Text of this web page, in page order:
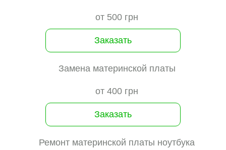
от 500 грн
Заказать
Замена материнской платы
от 400 грн
Заказать
Ремонт материнской платы ноутбука